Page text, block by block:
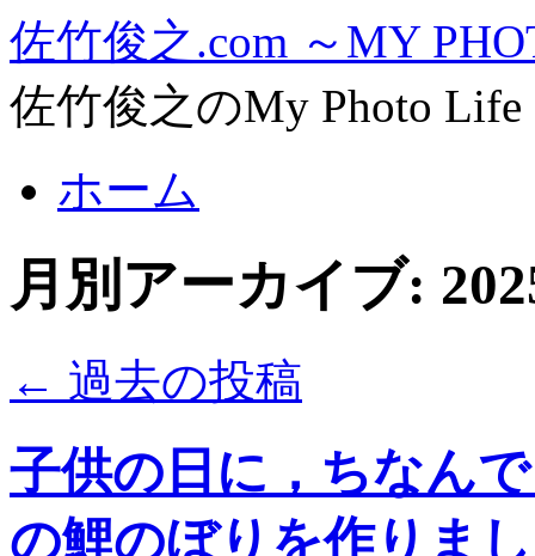
コ
ン
テ
ン
ツ
キ
佐竹俊之.com ～MY
佐竹俊之のMy Photo Life
ホーム
月別アーカイブ:
← 過去の投稿
子供の日に，ちなん
の鯉のぼりを作りま